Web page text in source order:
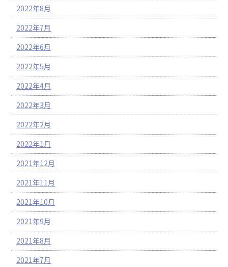
2022年8月
2022年7月
2022年6月
2022年5月
2022年4月
2022年3月
2022年2月
2022年1月
2021年12月
2021年11月
2021年10月
2021年9月
2021年8月
2021年7月